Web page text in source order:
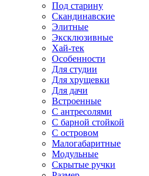
Под старину
Скандинавские
Элитные
Эксклюзивные
Хай-тек
Особенности
Для студии
Для хрущевки
Для дачи
Встроенные
С антресолями
С барной стойкой
С островом
Малогабаритные
Модульные
Скрытые ручки